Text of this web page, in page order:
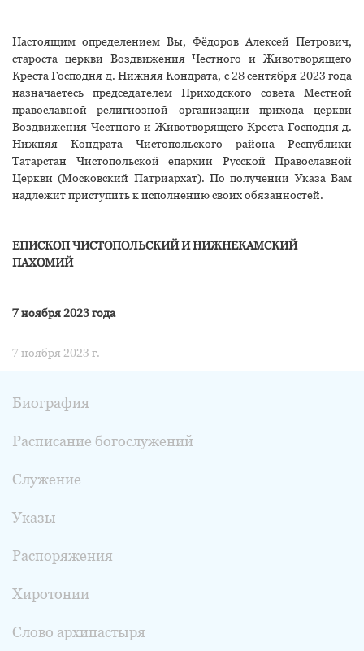
Настоящим определением Вы, Фёдоров Алексей Петрович,
староста церкви Воздвижения Честного и Животворящего
Креста Господня д. Нижняя Кондрата, с 28 сентября 2023 года
назначаетесь председателем Приходского совета Местной
православной религиозной организации прихода церкви
Воздвижения Честного и Животворящего Креста Господня д.
Нижняя Кондрата Чистопольского района Республики
Татарстан Чистопольской епархии Русской Православной
Церкви (Московский Патриархат). По получении Указа Вам
надлежит приступить к исполнению своих обязанностей.
ЕПИСКОП ЧИСТОПОЛЬСКИЙ И НИЖНЕКАМСКИЙ
ПАХОМИЙ
7 ноября 2023 года
7 ноября 2023 г.
Биография
Расписание богослужений
Служение
Указы
Распоряжения
Хиротонии
Слово архипастыря